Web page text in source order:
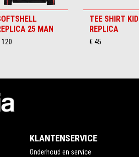
25 MAN
120
TEE SHIRT KID
REPLICA
€ 45
KLANTENSERVICE
Onderhoud en service